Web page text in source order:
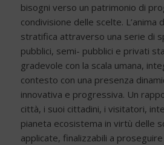
bisogni verso un patrimonio di
condivisione delle scelte. L’anima
stratifica attraverso una serie di
pubblici, semi- pubblici e privati
gradevole con la scala umana,
contesto con una presenza
innovativa e progressiva. Un
città, i suoi cittadini, i visitatori,
pianeta ecosistema in virtù delle
applicate, finalizzabili a